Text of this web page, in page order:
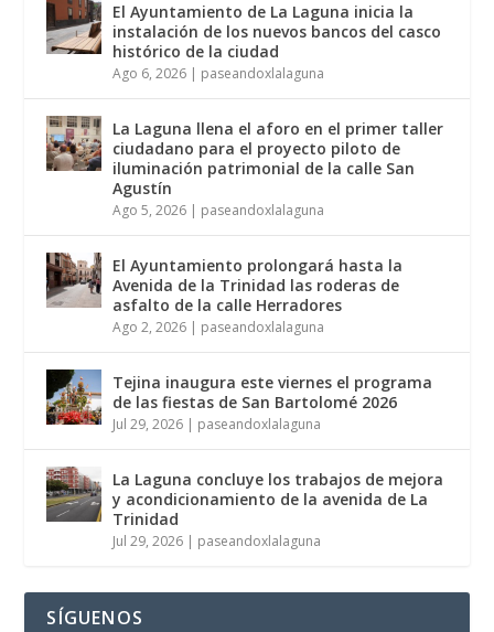
El Ayuntamiento de La Laguna inicia la
instalación de los nuevos bancos del casco
histórico de la ciudad
Ago 6, 2026 | paseandoxlalaguna
La Laguna llena el aforo en el primer taller
ciudadano para el proyecto piloto de
iluminación patrimonial de la calle San
Agustín
Ago 5, 2026 | paseandoxlalaguna
El Ayuntamiento prolongará hasta la
Avenida de la Trinidad las roderas de
asfalto de la calle Herradores
Ago 2, 2026 | paseandoxlalaguna
Tejina inaugura este viernes el programa
de las fiestas de San Bartolomé 2026
Jul 29, 2026 | paseandoxlalaguna
La Laguna concluye los trabajos de mejora
y acondicionamiento de la avenida de La
Trinidad
Jul 29, 2026 | paseandoxlalaguna
SÍGUENOS